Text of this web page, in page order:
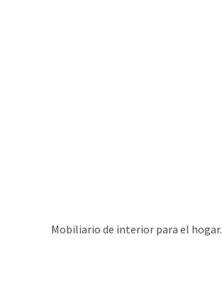
Mobiliario de interior para el hogar.